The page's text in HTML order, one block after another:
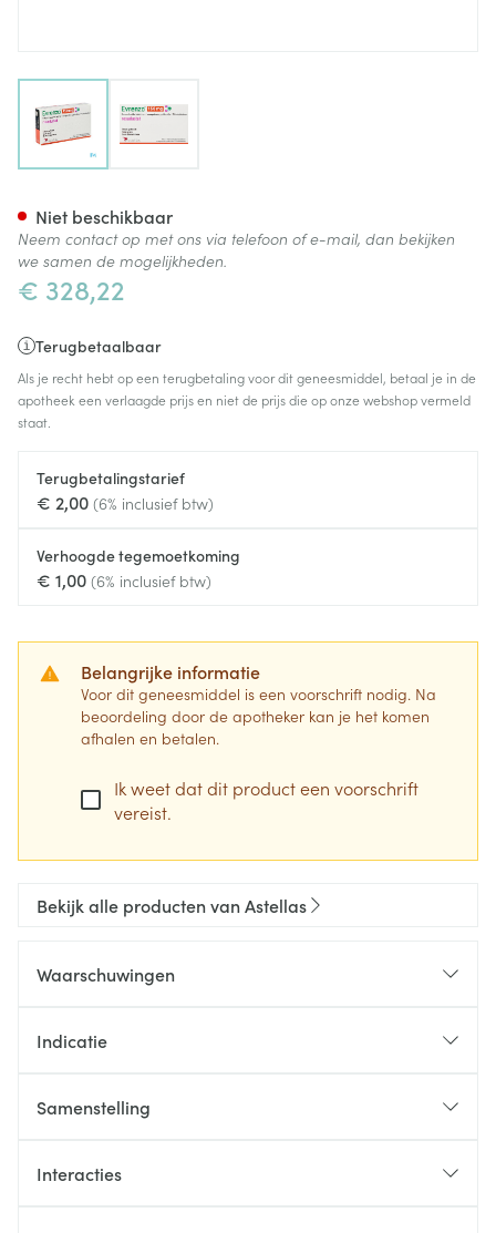
€ 328,22
Terugbetaalbaar
Als je recht hebt op een terugbetaling voor dit geneesmiddel, betaal je in de
apotheek een verlaagde prijs en niet de prijs die op onze webshop vermeld
staat.
Terugbetalingstarief
€ 2,00 (6% inclusief btw)
Verhoogde tegemoetkoming
€ 1,00 (6% inclusief btw)
Belangrijke informatie
Voor dit geneesmiddel is een voorschrift nodig. Na
beoordeling door de apotheker kan je het komen
afhalen en betalen.
Ik weet dat dit product een voorschrift
vereist.
Niet beschikbaar
Neem contact op met ons via telefoon of e-mail, dan bekijken
we samen de mogelijkheden.
Bekijk alle producten van Astellas
Waarschuwingen
Indicatie
Samenstelling
Interacties